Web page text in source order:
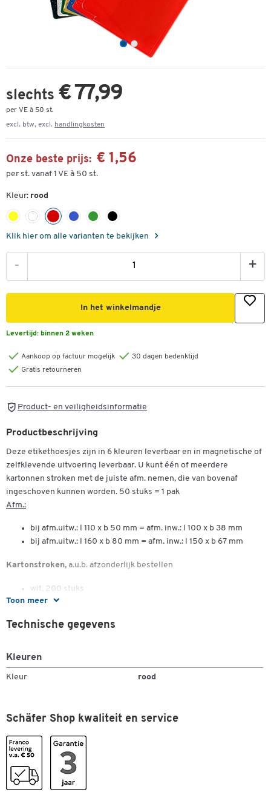
slechts € 77,99
per VE à 50 st.
excl. btw, excl. handlingkosten
Onze beste prijs: € 1,56
per st. vanaf 1 VE à 50 st.
Kleur: rood
Klik hier om alle varianten te bekijken
- +
In het winkelmandje
Levertijd: binnen 2 weken
Aankoop op factuur mogelijk
30 dagen bedenktijd
Gratis retourneren
Product- en veiligheidsinformatie
Toon meer
Productbeschrijving
Deze etikethoesjes zijn in 6 kleuren leverbaar en in magnetische of
zelfklevende uitvoering leverbaar. U kunt één of meerdere
kartonnen stroken met de juiste afm. nemen, die van bovenaf
ingeschoven kunnen worden. 50 stuks = 1 pak
Afm.:
bij afm.uitw.: l 110 x b 50 mm = afm. inw.: l 100 x b 38 mm
bij afm.uitw.: l 160 x b 80 mm = afm. inw.: l 150 x b 67 mm
Kartonstroken, a.u.b. afzonderlijk bestellen
wit, 200 stuks
Technische gegevens
Kleuren
Kleur rood
Schäfer Shop kwaliteit en service